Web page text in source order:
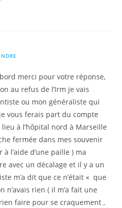
merci pour votre réponse,
au refus de l’Irm je vais
ou mon généraliste qui
vous ferais part du compte
à l’hôpital nord à Marseille
fermée dans mes souvenir
l’aide d’une paille ) ma
avec un décalage et il y a un
m’a dit que ce n’était « que
n’avais rien ( il m’a fait une
faire pour se craquement ,